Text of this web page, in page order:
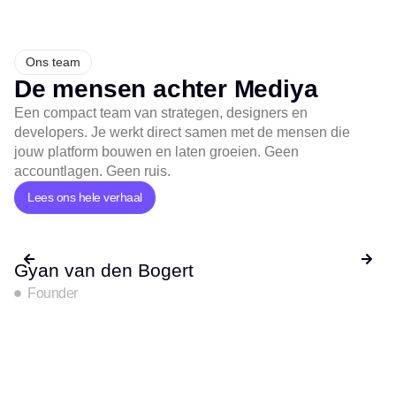
Ons team
De mensen achter Mediya
Een compact team van strategen, designers en
developers. Je werkt direct samen met de mensen die
jouw platform bouwen en laten groeien. Geen
accountlagen. Geen ruis.
Lees ons hele verhaal
Gyan van den Bogert
Founder